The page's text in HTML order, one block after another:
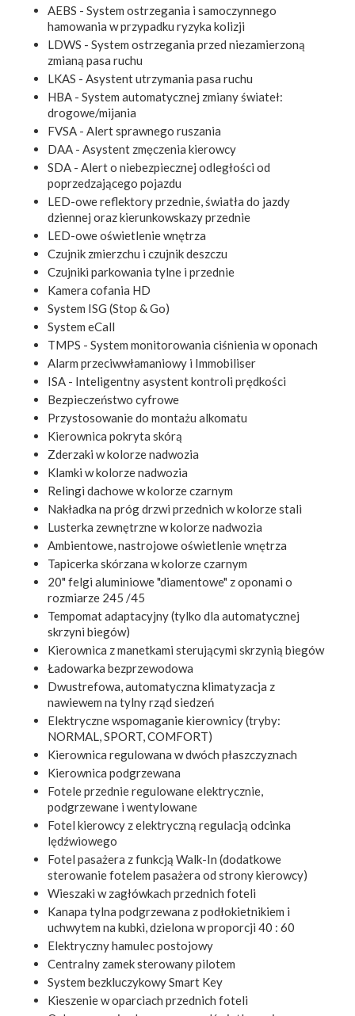
AEBS - System ostrzegania i samoczynnego
hamowania w przypadku ryzyka kolizji
LDWS - System ostrzegania przed niezamierzoną
zmianą pasa ruchu
LKAS - Asystent utrzymania pasa ruchu
HBA - System automatycznej zmiany świateł:
drogowe/mijania
FVSA - Alert sprawnego ruszania
DAA - Asystent zmęczenia kierowcy
SDA - Alert o niebezpiecznej odległości od
poprzedzającego pojazdu
LED-owe reflektory przednie, światła do jazdy
dziennej oraz kierunkowskazy przednie
LED-owe oświetlenie wnętrza
Czujnik zmierzchu i czujnik deszczu
Czujniki parkowania tylne i przednie
Kamera cofania HD
System ISG (Stop & Go)
System eCall
TMPS - System monitorowania ciśnienia w oponach
Alarm przeciwwłamaniowy i Immobiliser
ISA - Inteligentny asystent kontroli prędkości
Bezpieczeństwo cyfrowe
Przystosowanie do montażu alkomatu
Kierownica pokryta skórą
Zderzaki w kolorze nadwozia
Klamki w kolorze nadwozia
Relingi dachowe w kolorze czarnym
Nakładka na próg drzwi przednich w kolorze stali
Lusterka zewnętrzne w kolorze nadwozia
Ambientowe, nastrojowe oświetlenie wnętrza
Tapicerka skórzana w kolorze czarnym
20" felgi aluminiowe "diamentowe" z oponami o
rozmiarze 245 /45
Tempomat adaptacyjny (tylko dla automatycznej
skrzyni biegów)
Kierownica z manetkami sterującymi skrzynią biegów
Ładowarka bezprzewodowa
Dwustrefowa, automatyczna klimatyzacja z
nawiewem na tylny rząd siedzeń
Elektryczne wspomaganie kierownicy (tryby:
NORMAL, SPORT, COMFORT)
Kierownica regulowana w dwóch płaszczyznach
Kierownica podgrzewana
Fotele przednie regulowane elektrycznie,
podgrzewane i wentylowane
Fotel kierowcy z elektryczną regulacją odcinka
lędźwiowego
Fotel pasażera z funkcją Walk-In (dodatkowe
sterowanie fotelem pasażera od strony kierowcy)
Wieszaki w zagłówkach przednich foteli
Kanapa tylna podgrzewana z podłokietnikiem i
uchwytem na kubki, dzielona w proporcji 40 : 60
Elektryczny hamulec postojowy
Centralny zamek sterowany pilotem
System bezkluczykowy Smart Key
Kieszenie w oparciach przednich foteli